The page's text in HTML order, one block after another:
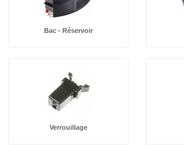
Bac - Réservoir
Verrouillage